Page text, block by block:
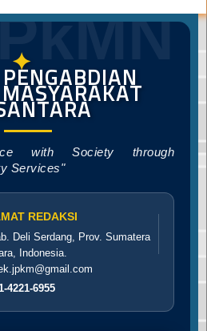
✦
with Society through
Services"
REDAKSI
Deli Serdang, Prov. Sumatera
Indonesia.
4221-6955